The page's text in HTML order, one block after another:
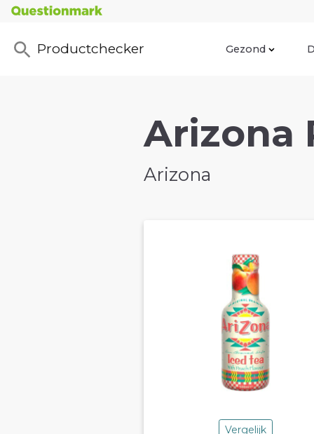
Productchecker Gezond
Arizona
Arizona
Vergelijk